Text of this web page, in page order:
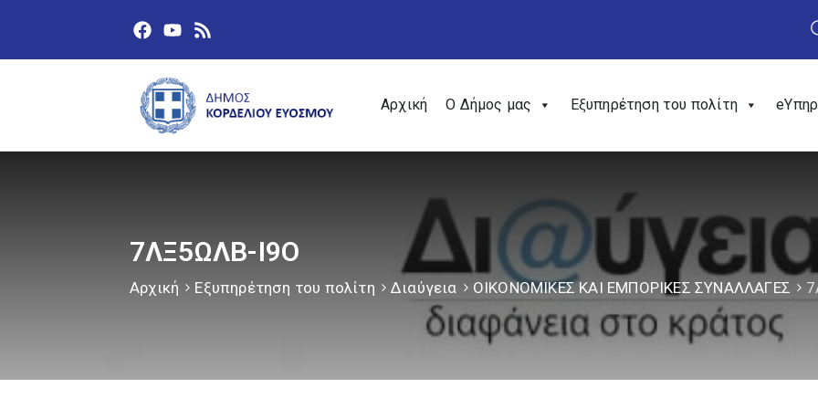
Αρχική Ο Δήμος μας Εξυπηρέτηση του πολίτη
7ΛΞ5ΩΛΒ-Ι9Ο
Αρχική Εξυπηρέτηση του πολίτη Διαύγεια ΟΙΚΟΝΟΜΙΚΕΣ ΚΑΙ ΕΜΠΟΡΙΚΕΣ ΣΥΝΑΛΛΑΓΕΣ